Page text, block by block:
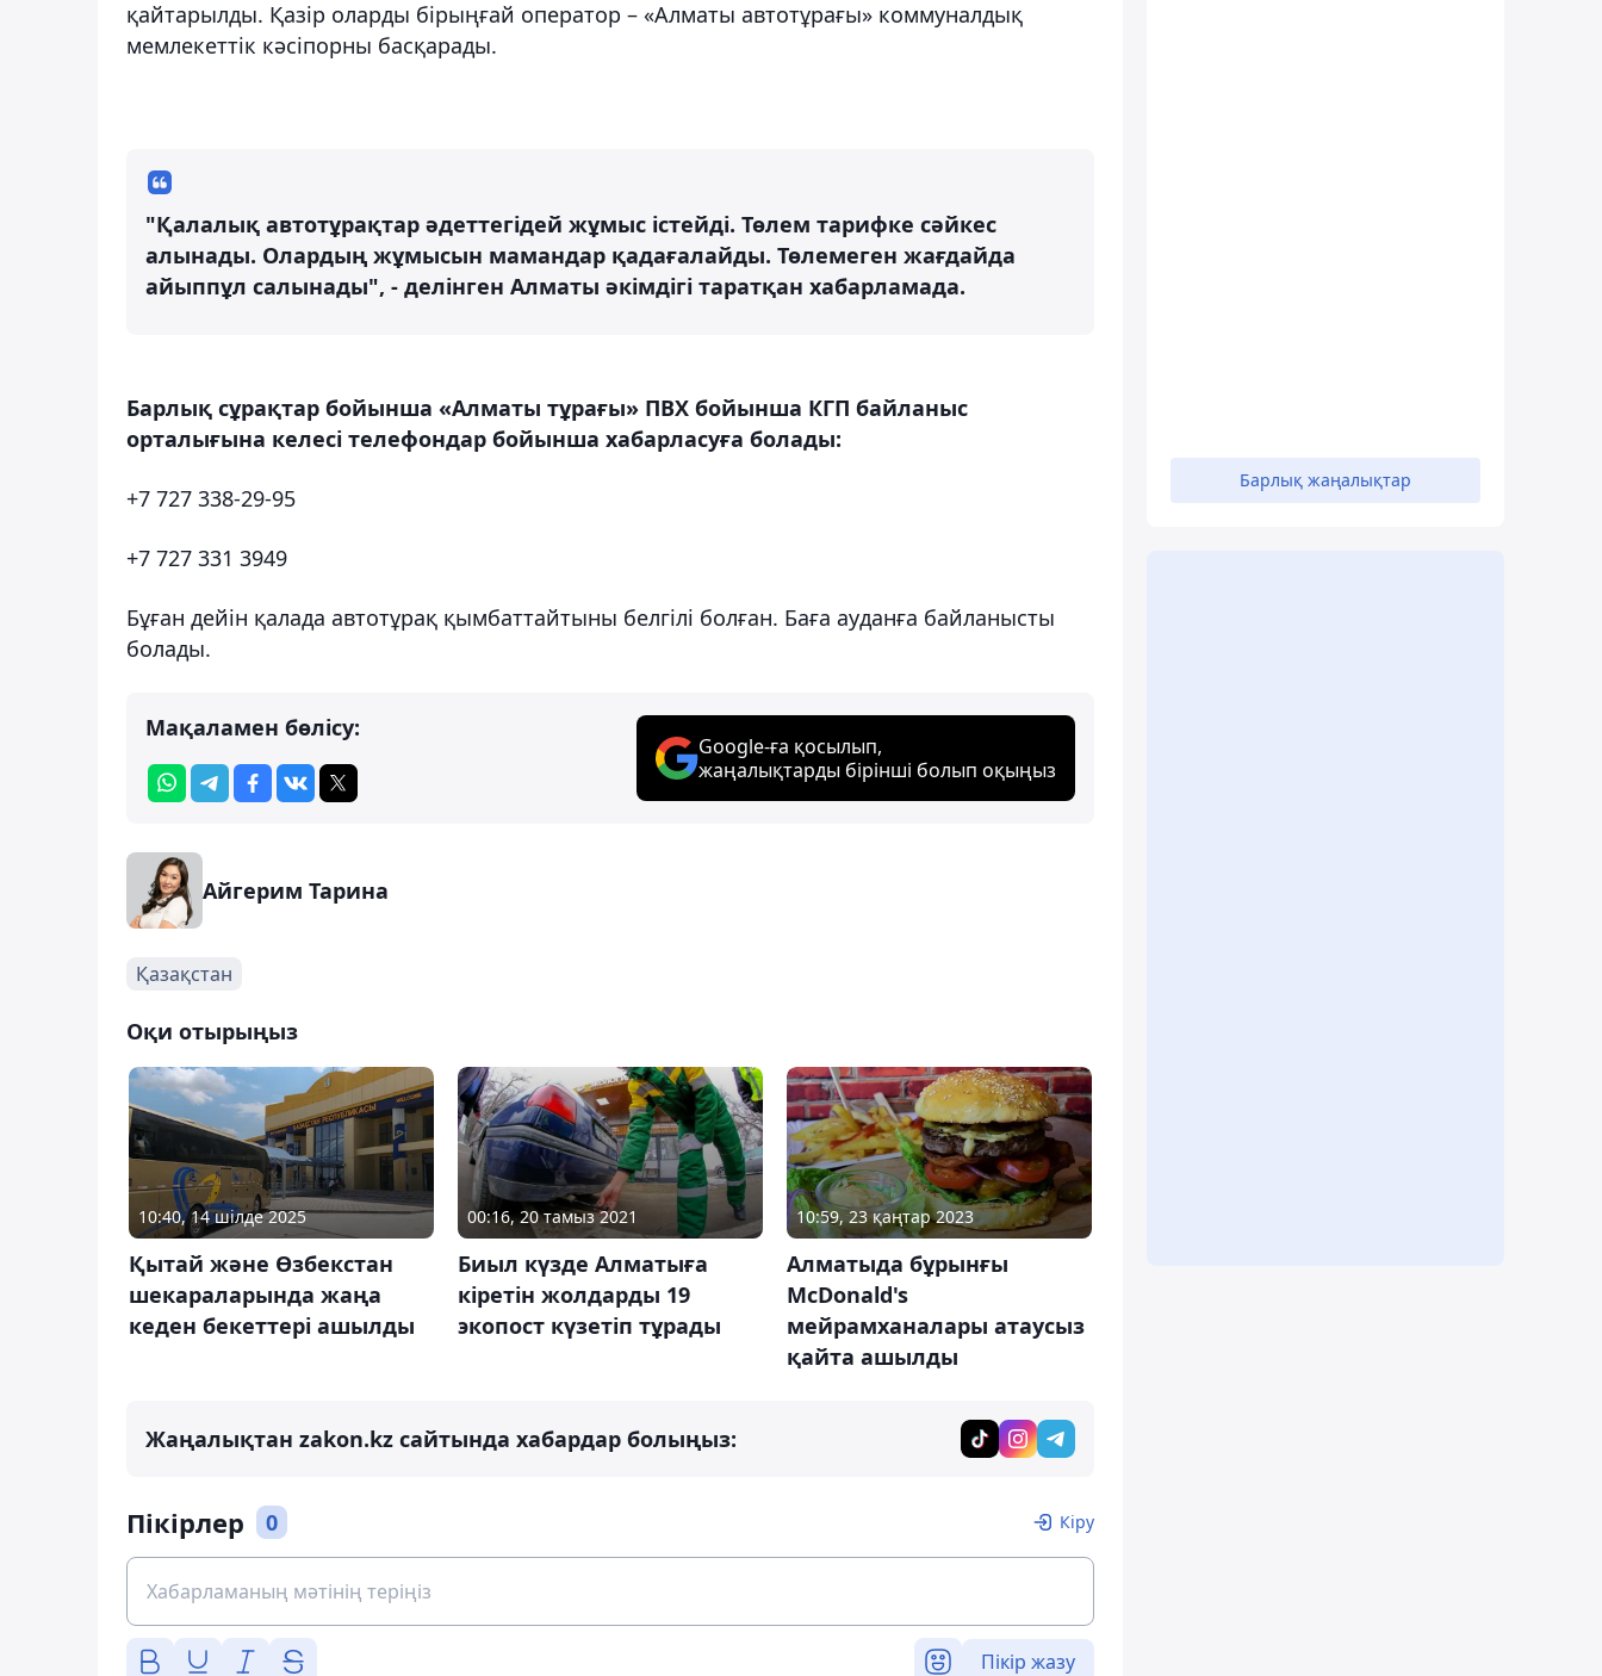
қайтарылды. Қазір оларды бірыңғай оператор – «Алматы автотұрағы» коммуналдық
мемлекеттік кәсіпорны басқарады.
"Қалалық автотұрақтар әдеттегідей жұмыс істейді. Төлем тарифке сәйкес
алынады. Олардың жұмысын мамандар қадағалайды. Төлемеген жағдайда
айыппұл салынады", - делінген Алматы әкімдігі таратқан хабарламада.
Барлық сұрақтар бойынша «Алматы тұрағы» ПВХ бойынша КГП байланыс
орталығына келесі телефондар бойынша хабарласуға болады:
+7 727 338-29-95
+7 727 331 3949
Бұған дейін қалада автотұрақ қымбаттайтыны белгілі болған. Баға ауданға байланысты
болады.
Мақаламен бөлісу:
Google-ға қосылып,
жаңалықтарды бірінші болып оқыңыз
Айгерим Тарина
Қазақстан
Оқи отырыңыз
10:40, 14 шілде 2025
Қытай және Өзбекстан
шекараларында жаңа
кеден бекеттері ашылды
00:16, 20 тамыз 2021
Биыл күзде Алматыға
кіретін жолдарды 19
экопост күзетіп тұрады
10:59, 23 қаңтар 2023
Алматыда бұрынғы
McDonald's
мейрамханалары атаусыз
қайта ашылды
Жаңалықтан zakon.kz сайтында хабардар болыңыз:
Пікірлер 0 Кіру
Пікір жазу
Барлық жаңалықтар